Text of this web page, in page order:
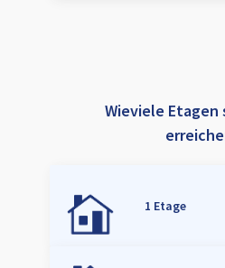
Wieviele Etagen
1 Etage